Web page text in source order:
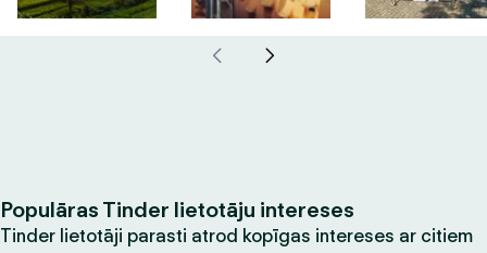
Populāras Tinder lietotāju intereses
Tinder lietotāji parasti atrod kopīgas intereses ar citiem